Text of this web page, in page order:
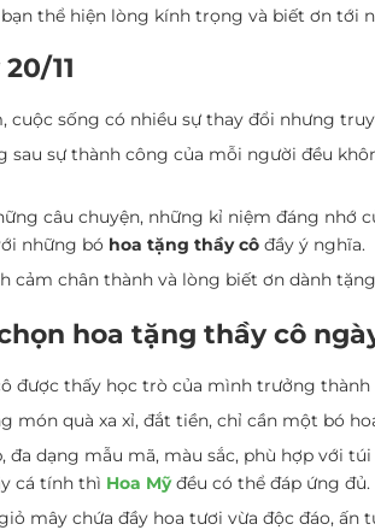
bạn thể hiện lòng kính trọng và biết ơn
11
cuộc sống có nhiều sự thay đổi nhưng
sau sự thành công của mỗi người đều
câu chuyện, những kỉ niệm đáng nhớ
những bó hoa tặng thầy cô đầy ý nghĩa.
cảm chân thành và lòng biết ơn dành
hoa tặng thầy cô
được thấy học trò của mình trưởng
món quà xa xỉ, đắt tiền, chỉ cần một bó
đa dạng mẫu mã, màu sắc, phù hợp với
cá tính thì Hoa Mỹđều có thể đáp ứng đủ.
mây chứa đầy hoa tươi vừa độc đáo,